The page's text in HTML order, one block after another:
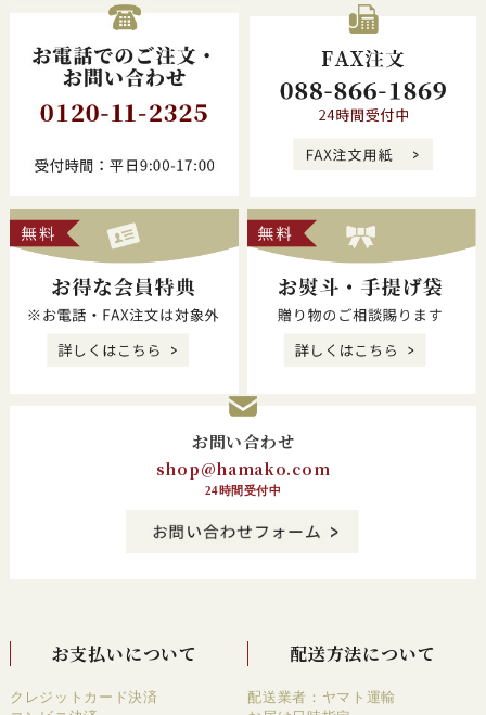
お問い合わせ
shop@hamako.com
24時間受付中
お支払いについて
クレジットカード決済
配送方法について
配送業者：ヤマト運輸